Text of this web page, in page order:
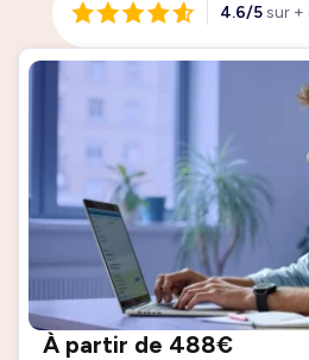
4.6/5sur +
À partir de 488€